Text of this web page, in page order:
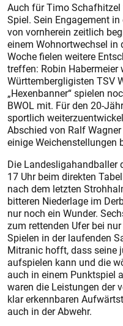
Auch für Timo
Spiel. Sein Engagement
von vornherein zeitlich
einem Wohnortwechsel in
Woche fielen weitere
treffen: Robin
Württembergligisten TSV
„Hexenbanner“ spielen
BWOL mit. Für den 20-
sportlich
Abschied von Ralf
einige Weichenstellungen
Die Landesligahandballer
17 Uhr beim direkten
nach dem letzten
bitteren Niederlage im
nur noch ein Wunder.
zum rettenden Ufer bei
Spielen in der laufenden
Mitranic hofft, dass seine
aufspielen kann und die
auch in einem Punktspiel
waren die Leistungen der
klar erkennbaren
auch in der Abwehr.